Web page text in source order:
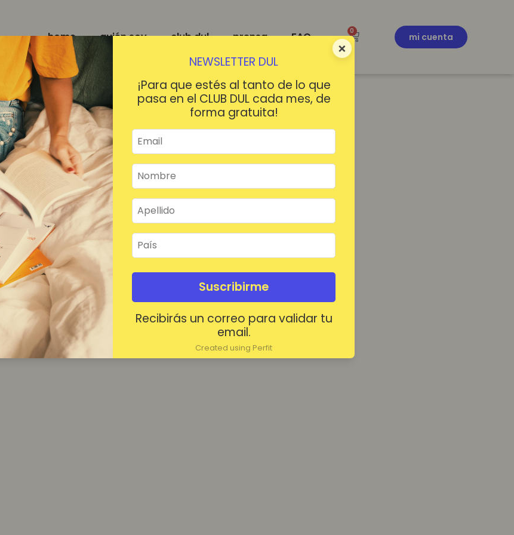
×
NEWSLETTER DUL
¡Para que estés al tanto de lo que
pasa en el CLUB DUL cada mes, de
forma gratuita!
Suscribirme
Recibirás un correo para validar tu
email.
Created using Perfit
home quién soy club dul prensa FAQ 0
mi cuenta
¡HOLA!
Mantenerme conectado ¿Contraseña olvidada?
Acceder